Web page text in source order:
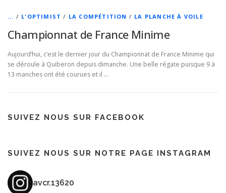
... / L'OPTIMIST / LA COMPÉTITION / LA PLANCHE À VOILE
Championnat de France Minime
Aujourd’hui, c’est le dernier jour du Championnat de France Minime qui
se déroule à Quiberon depuis dimanche. Une belle régate puisque 9 à
13 manches ont été courues et il …
SUIVEZ NOUS SUR FACEBOOK
SUIVEZ NOUS SUR NOTRE PAGE INSTAGRAM
avcr.13620